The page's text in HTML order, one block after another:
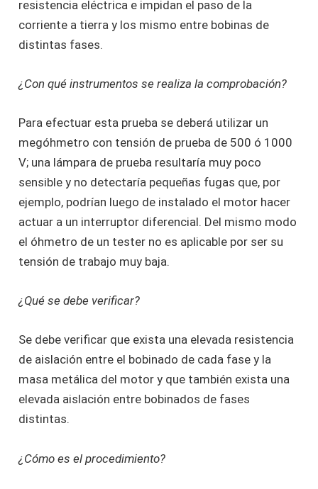
resistencia eléctrica e impidan el paso de la
corriente a tierra y los mismo entre bobinas de
distintas fases.
¿Con qué instrumentos se realiza la comprobación?
Para efectuar esta prueba se deberá utilizar un
megóhmetro con tensión de prueba de 500 ó 1000
V; una lámpara de prueba resultaría muy poco
sensible y no detectaría pequeñas fugas que, por
ejemplo, podrían luego de instalado el motor hacer
actuar a un interruptor diferencial. Del mismo modo
el óhmetro de un tester no es aplicable por ser su
tensión de trabajo muy baja.
¿Qué se debe verificar?
Se debe verificar que exista una elevada resistencia
de aislación entre el bobinado de cada fase y la
masa metálica del motor y que también exista una
elevada aislación entre bobinados de fases
distintas.
¿Cómo es el procedimiento?